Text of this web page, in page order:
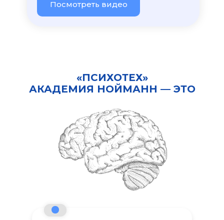
Посмотреть видео
«ПСИХОТЕХ»
АКАДЕМИЯ НОЙМАНН — ЭТО